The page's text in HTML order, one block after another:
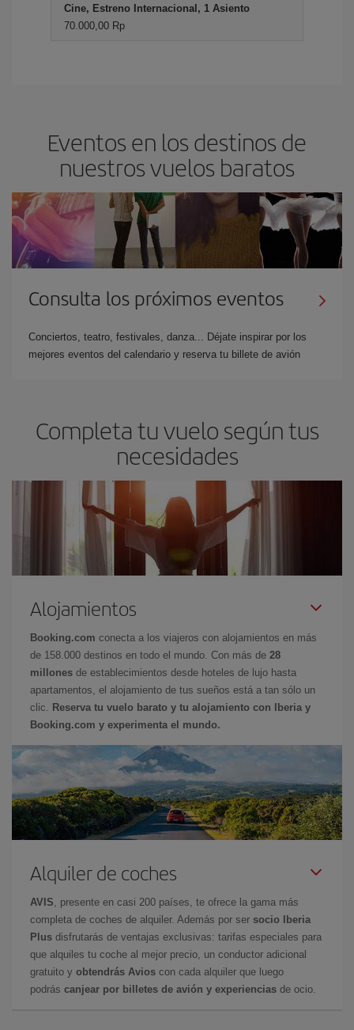
Cine, Estreno Internacional, 1 Asiento
70.000,00 Rp
Eventos en los destinos de
nuestros vuelos baratos
Consulta los próximos eventos
Conciertos, teatro, festivales, danza... Déjate inspirar por los
mejores eventos del calendario y reserva tu billete de avión
Completa tu vuelo según tus
necesidades
Alojamientos
Booking.com conecta a los viajeros con alojamientos en más
de 158.000 destinos en todo el mundo. Con más de 28
millones de establecimientos desde hoteles de lujo hasta
apartamentos, el alojamiento de tus sueños está a tan sólo un
clic.
Reserva tu vuelo barato y tu alojamiento con Iberia y
Booking.com y experimenta el mundo.
Alquiler de coches
AVIS , presente en casi 200 países, te ofrece la gama más
completa de coches de alquiler. Además por ser socio Iberia
Plus disfrutarás de ventajas exclusivas: tarifas especiales para
que alquiles tu coche al mejor precio, un conductor adicional
gratuito y obtendrás Avios con cada alquiler que luego
podrás canjear por billetes de avión y experiencias de ocio.